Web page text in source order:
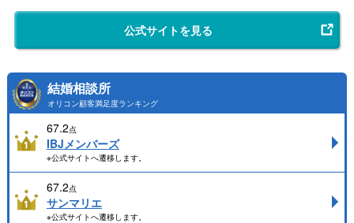
公式サイトを見る
結婚相談所
オリコン顧客満足度ランキング
67.2点
IBJメンバーズ
※公式サイトへ遷移します。
67.2点
サンマリエ
※公式サイトへ遷移します。